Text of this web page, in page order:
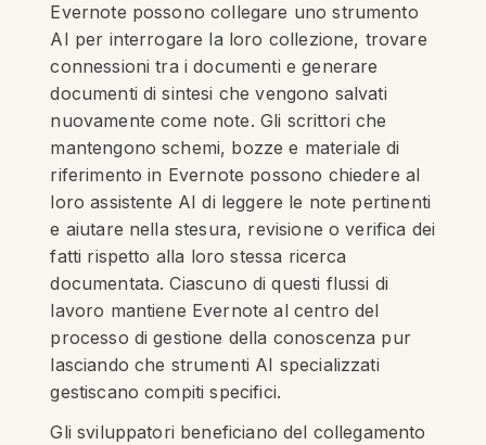
Evernote possono collegare uno strumento
AI per interrogare la loro collezione, trovare
connessioni tra i documenti e generare
documenti di sintesi che vengono salvati
nuovamente come note. Gli scrittori che
mantengono schemi, bozze e materiale di
riferimento in Evernote possono chiedere al
loro assistente AI di leggere le note pertinenti
e aiutare nella stesura, revisione o verifica dei
fatti rispetto alla loro stessa ricerca
documentata. Ciascuno di questi flussi di
lavoro mantiene Evernote al centro del
processo di gestione della conoscenza pur
lasciando che strumenti AI specializzati
gestiscano compiti specifici.
Gli sviluppatori beneficiano del collegamento